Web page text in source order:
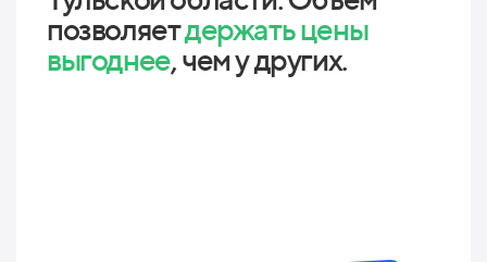
позволяетдержать цены
выгоднее, чем у других.